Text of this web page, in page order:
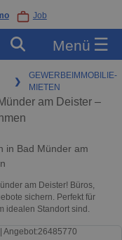
Job
Menü ☰
❯
GEWERBEIMMOBILIE-
MIETEN
am Deister –
in Bad Münder am
am Deister! Büros,
sichern. Perfekt für
idealen Standort sind.